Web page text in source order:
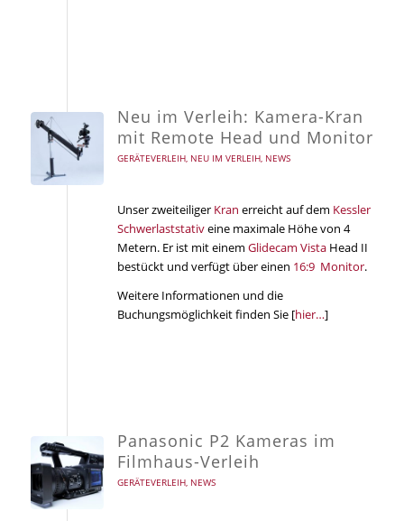
Neu im Verleih: Kamera-Kran
mit Remote Head und Monitor
GERÄTEVERLEIH, NEU IM VERLEIH, NEWS
Unser zweiteiliger Kran erreicht auf dem Kessler
Schwerlaststativeine maximale Höhe von 4
Metern. Er ist mit einem Glidecam VistaHead II
bestückt und verfügt über einen 16:9 Monitor.
Weitere Informationen und die
Buchungsmöglichkeit finden Sie [hier…]
Panasonic P2 Kameras im
Filmhaus-Verleih
GERÄTEVERLEIH, NEWS